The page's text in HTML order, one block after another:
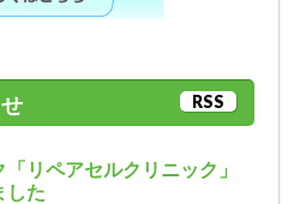
RSS
リペアセルクリニック」
した